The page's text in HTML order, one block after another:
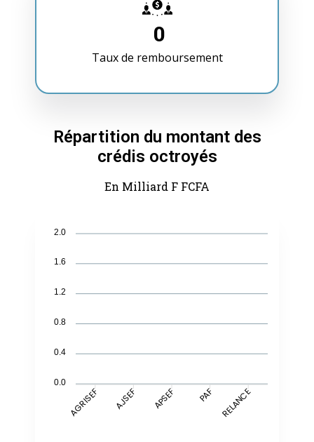
0
Taux de remboursement
Répartition du montant des
crédis octroyés
En Milliard F FCFA
2.0
1.6
1.2
0.8
0.4
0.0
AGRISEF AJSEF APSEF PAF RELANCE